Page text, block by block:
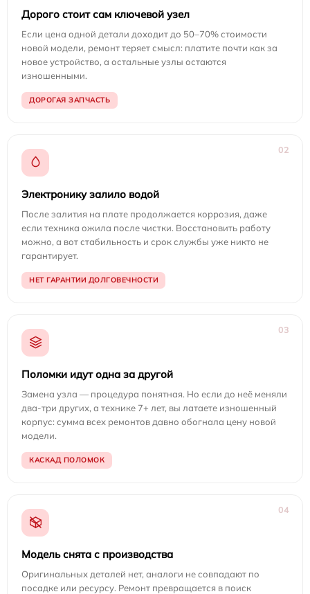
Дорого стоит сам ключевой узел
Если цена одной детали доходит до 50–70% стоимости
новой модели, ремонт теряет смысл: платите почти как за
новое устройство, а остальные узлы остаются
изношенными.
ДОРОГАЯ ЗАПЧАСТЬ
02
Электронику залило водой
После залития на плате продолжается коррозия, даже
если техника ожила после чистки. Восстановить работу
можно, а вот стабильность и срок службы уже никто не
гарантирует.
НЕТ ГАРАНТИИ ДОЛГОВЕЧНОСТИ
03
Поломки идут одна за другой
Замена узла — процедура понятная. Но если до неё меняли
два-три других, а технике 7+ лет, вы латаете изношенный
корпус: сумма всех ремонтов давно обогнала цену новой
модели.
КАСКАД ПОЛОМОК
04
Модель снята с производства
Оригинальных деталей нет, аналоги не совпадают по
посадке или ресурсу. Ремонт превращается в поиск